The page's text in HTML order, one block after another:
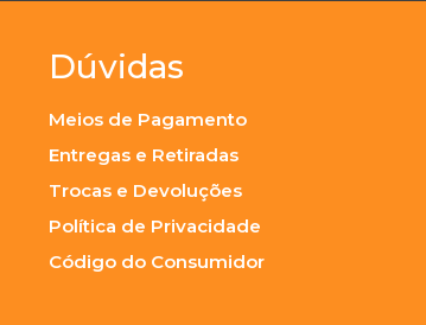
Dúvidas
Meios de Pagamento
Entregas e Retiradas
Trocas e Devoluções
Política de Privacidade
Código do Consumidor